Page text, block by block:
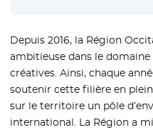
Depuis 2016, la Région
ambitieuse dans le
créatives. Ainsi, chaque
soutenir cette filière en
sur le territoire un pôle
international. La Région a